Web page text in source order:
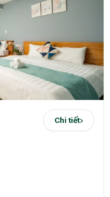
Chi tiết